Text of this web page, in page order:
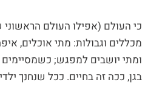
כי העולם (אפילו העולם הראשוני
מכללים וגבולות: מתי אוכלים,
ומתי יושבים למפגש;
בגן, ככה זה בחיים. ככל שנחנך